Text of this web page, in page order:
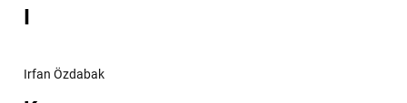
I
Irfan Özdabak